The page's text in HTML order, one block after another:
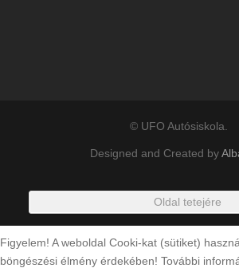
© UFO Autósiskola.
Designed and Created by
Oldal tetejére
Figyelem! A weboldal Cooki-kat (sütiket)
böngészési élmény érdekében! További